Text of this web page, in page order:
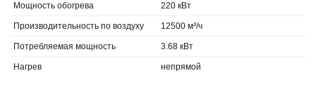
Мощность обогрева 220 кВт
Производительность по воздуху 12500 м³/ч
Потребляемая мощность 3.68 кВт
Нагрев непрямой